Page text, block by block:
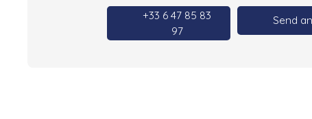
+33 6 47 85 83
97
Send